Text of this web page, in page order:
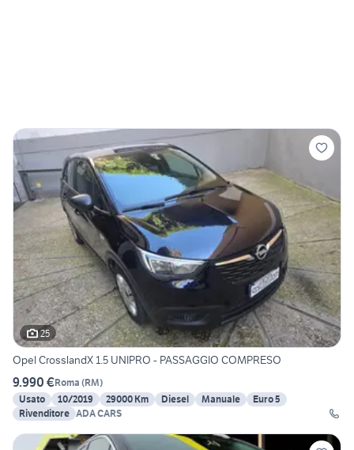
25
Opel CrosslandX 1.5 UNIPRO - PASSAGGIO COMPRESO
9.990 €Roma (RM)
Usato
10/2019 29000 Km Diesel Manuale
Euro 5
Rivenditore ADA CARS